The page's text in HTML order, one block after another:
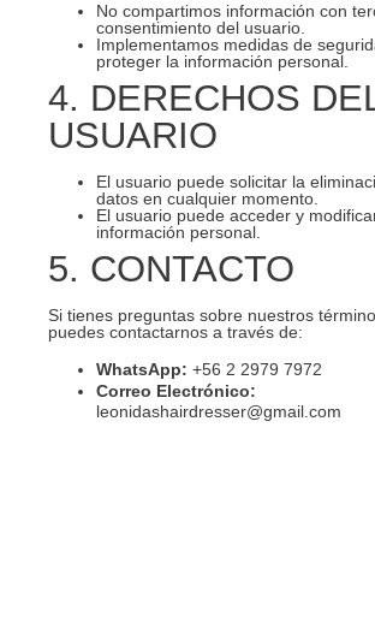
No compartimos información con
consentimiento del usuario.
Implementamos medidas de
proteger la información personal.
4. DERECHOS
USUARIO
El usuario puede solicitar la
datos en cualquier momento.
El usuario puede acceder y
información personal.
5. CONTACTO
Si tienes preguntas sobre nuestros
puedes contactarnos a través de:
WhatsApp: +56 2 2979 7972
Correo Electrónico:
leonidashairdresser@gmail.com